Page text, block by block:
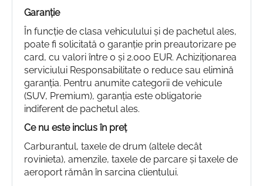
Garanție
În funcție de clasa vehiculului și de pachetul ales,
poate fi solicitată o garanție prin preautorizare pe
card, cu valori între 0 și 2.000 EUR. Achiziționarea
serviciului Responsabilitate 0 reduce sau elimină
garanția. Pentru anumite categorii de vehicule
(SUV, Premium), garanția este obligatorie
indiferent de pachetul ales.
Ce nu este inclus în preț
Carburantul, taxele de drum (altele decât
rovinieta), amenzile, taxele de parcare și taxele de
aeroport rămân în sarcina clientului.